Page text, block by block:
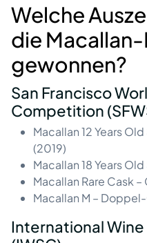
Welche
die
gewonnen?
San Francisco
Competition
Macallan 12 Years
(2019)
Macallan 18 Years
Macallan Rare Cask
Macallan M –
International